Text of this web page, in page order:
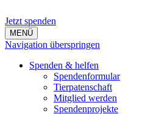
Jetzt spenden
MENÜ
Navigation überspringen
Spenden & helfen
Spendenformular
Tierpatenschaft
Mitglied werden
Spendenprojekte